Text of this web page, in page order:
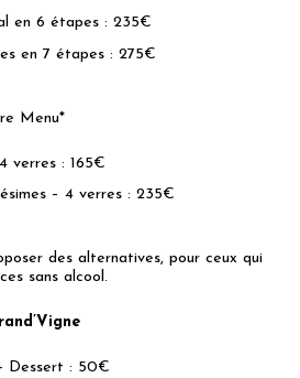
en 6 étapes : 235€
en 7 étapes : 275€
Menu*
verres : 165€
– 4 verres : 235€
des alternatives, pour ceux qui
sans alcool.
Dessert : 50€